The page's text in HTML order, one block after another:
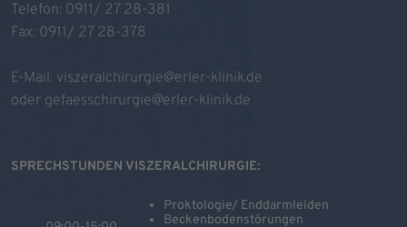
Telefon: 0911/ 27 28-381
Fax: 0911/ 27 28-378
E-Mail: viszeralchirurgie@erler-klinik.de
oder gefaesschirurgie@erler-klinik.de
SPRECHSTUNDEN VISZERALCHIRURGIE:
Proktologie/ Enddarmleiden
Beckenbodenstörungen